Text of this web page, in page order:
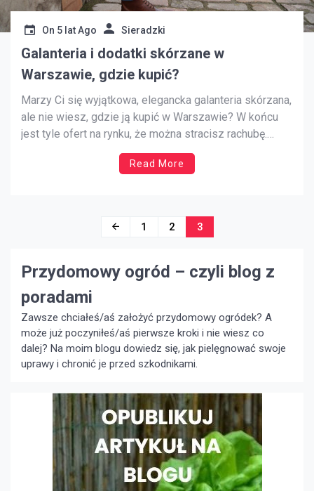
On 5 lat Ago Sieradzki
Galanteria i dodatki skórzane w
Warszawie, gdzie kupić?
Marzy Ci się wyjątkowa, elegancka galanteria skórzana,
ale nie wiesz, gdzie ją kupić w Warszawie? W końcu
jest tyle ofert na rynku, że można stracisz rachubę.
Jednak z tych wielu propozycji, które mają dla nas
sklepy można wybrać tę jedna, która nie tylko zachwyci
Read More
wpisach
1 2 3
Przydomowy ogród – czyli blog z
poradami
Zawsze chciałeś/aś założyć przydomowy ogródek? A
może już poczyniłeś/aś pierwsze kroki i nie wiesz co
dalej? Na moim blogu dowiedz się, jak pielęgnować swoje
uprawy i chronić je przed szkodnikami.